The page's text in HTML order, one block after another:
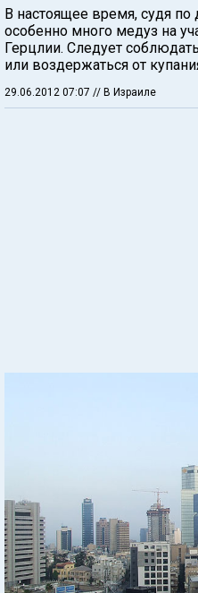
В настоящее время, судя
особенно много медуз на
Герцлии. Следует
или воздержаться от
29.06.2012 07:07 // В Израиле